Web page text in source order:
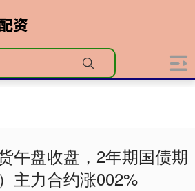
午盘收盘，2年期国债期
主力合约涨002%